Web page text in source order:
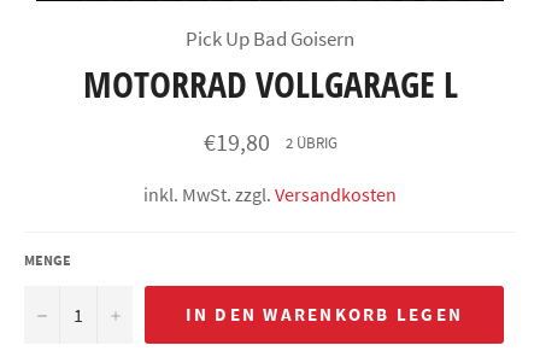
Pick Up Bad Goisern
MOTORRAD VOLLGARAGE L
Normaler
Preis
€19,80 2 ÜBRIG
inkl. MwSt. zzgl. Versandkosten
MENGE
− + IN DEN WARENKORB LEGEN